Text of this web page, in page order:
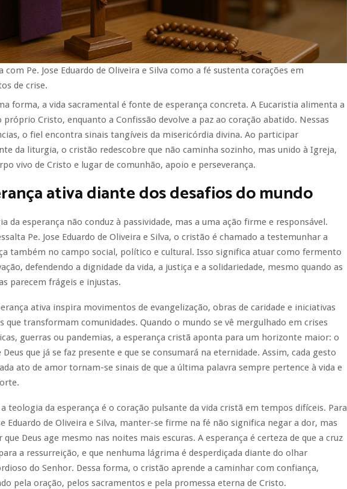
com Pe. Jose Eduardo de Oliveira e Silva como a fé sustenta corações em
de crise.
forma, a vida sacramental é fonte de esperança concreta. A Eucaristia alimenta a
próprio Cristo, enquanto a Confissão devolve a paz ao coração abatido. Nessas
o fiel encontra sinais tangíveis da misericórdia divina. Ao participar
da liturgia, o cristão redescobre que não caminha sozinho, mas unido à Igreja,
vivo de Cristo e lugar de comunhão, apoio e perseverança.
ativa diante dos desafios do mundo
da esperança não conduz à passividade, mas a uma ação firme e responsável.
Pe. Jose Eduardo de Oliveira e Silva, o cristão é chamado a testemunhar a
também no campo social, político e cultural. Isso significa atuar como fermento
defendendo a dignidade da vida, a justiça e a solidariedade, mesmo quando as
parecem frágeis e injustas.
ativa inspira movimentos de evangelização, obras de caridade e iniciativas
que transformam comunidades. Quando o mundo se vê mergulhado em crises
guerras ou pandemias, a esperança cristã aponta para um horizonte maior: o
Deus que já se faz presente e que se consumará na eternidade. Assim, cada gesto
ato de amor tornam-se sinais de que a última palavra sempre pertence à vida e
teologia da esperança é o coração pulsante da vida cristã em tempos difíceis. Para
Eduardo de Oliveira e Silva, manter-se firme na fé não significa negar a dor, mas
que Deus age mesmo nas noites mais escuras. A esperança é certeza de que a cruz
a ressurreição, e que nenhuma lágrima é desperdiçada diante do olhar
do Senhor. Dessa forma, o cristão aprende a caminhar com confiança,
pela oração, pelos sacramentos e pela promessa eterna de Cristo.